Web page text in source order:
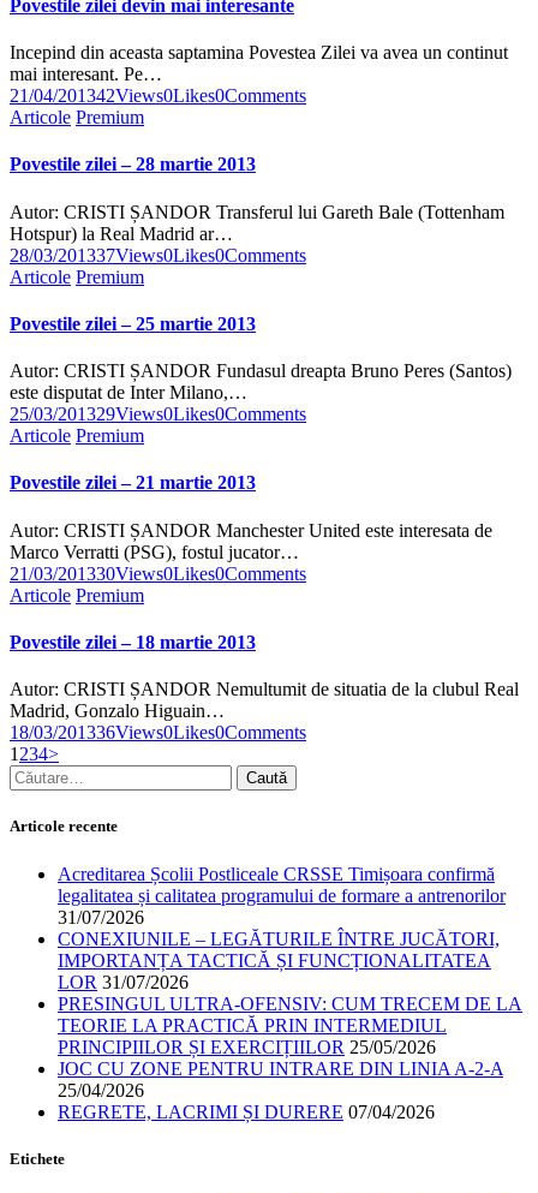
Povestile zilei devin mai interesante
Incepind din aceasta saptamina Povestea Zilei va avea un continut
mai interesant. Pe…
21/04/201342Views0Likes0Comments
Articole Premium
Povestile zilei – 28 martie 2013
Autor: CRISTI ȘANDOR Transferul lui Gareth Bale (Tottenham
Hotspur) la Real Madrid ar…
28/03/201337Views0Likes0Comments
Articole Premium
Povestile zilei – 25 martie 2013
Autor: CRISTI ȘANDOR Fundasul dreapta Bruno Peres (Santos)
este disputat de Inter Milano,…
25/03/201329Views0Likes0Comments
Articole Premium
Povestile zilei – 21 martie 2013
Autor: CRISTI ȘANDOR Manchester United este interesata de
Marco Verratti (PSG), fostul jucator…
21/03/201330Views0Likes0Comments
Articole Premium
Povestile zilei – 18 martie 2013
Autor: CRISTI ȘANDOR Nemultumit de situatia de la clubul Real
Madrid, Gonzalo Higuain…
18/03/201336Views0Likes0Comments
1 234>
Articole recente
Acreditarea Școlii Postliceale CRSSE Timișoara confirmă
legalitatea și calitatea programului de formare a antrenorilor
31/07/2026
CONEXIUNILE – LEGĂTURILE ÎNTRE JUCĂTORI,
IMPORTANȚA TACTICĂ ȘI FUNCȚIONALITATEA
LOR 31/07/2026
PRESINGUL ULTRA-OFENSIV: CUM TRECEM DE LA
TEORIE LA PRACTICĂ PRIN INTERMEDIUL
PRINCIPIILOR ȘI EXERCIȚIILOR 25/05/2026
JOC CU ZONE PENTRU INTRARE DIN LINIA A-2-A
25/04/2026
REGRETE, LACRIMI ȘI DURERE 07/04/2026
Etichete